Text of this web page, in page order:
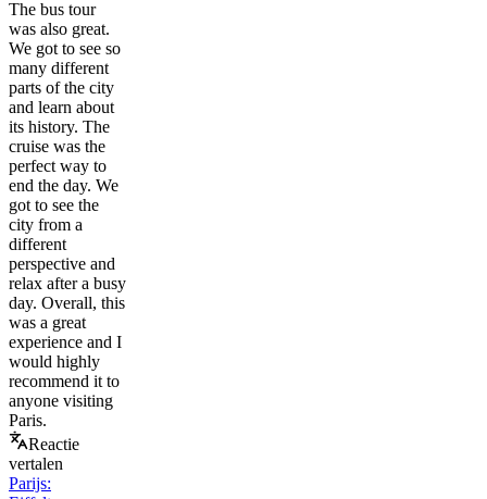
The bus tour
was also great.
We got to see so
many different
parts of the city
and learn about
its history. The
cruise was the
perfect way to
end the day. We
got to see the
city from a
different
perspective and
relax after a busy
day. Overall, this
was a great
experience and I
would highly
recommend it to
anyone visiting
Paris.
Reactie
vertalen
Parijs: